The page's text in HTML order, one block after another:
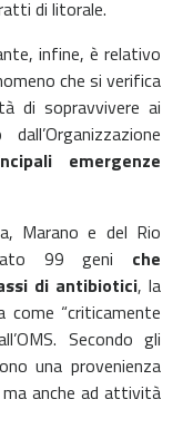
di litorale.
infine, è relativo
che si verifica
di sopravvivere ai
emergenze
Marano e del Rio
99 geni che
di antibiotici, la
come “criticamente
Secondo gli
una provenienza
anche ad attività